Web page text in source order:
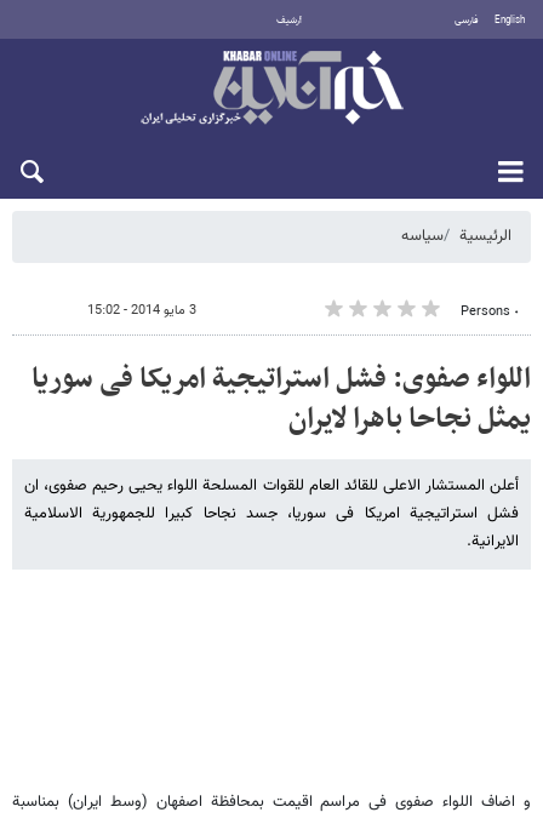
English فارسی أرشيف
الرئيسية سیاسه
٠ Persons 3 مايو 2014 - 15:02
اللواء صفوی: فشل استراتیجیة امریکا فی سوریا
یمثل نجاحا باهرا لایران
أعلن المستشار الاعلی للقائد العام للقوات المسلحة اللواء یحیی رحیم صفوی، ان
فشل استراتیجیة امریکا فی سوریا، جسد نجاحا کبیرا للجمهوریة الاسلامیة
الایرانیة.
و اضاف اللواء صفوی فی مراسم اقیمت بمحافظة اصفهان (وسط ایران) بمناسبة